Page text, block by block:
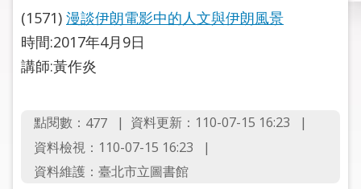
關
於
線
上
申
(1571) 漫談伊朗電影中的人文與伊朗風景
時間:2017年4月9日
講師:黃作炎
點閱數： 477
資料更新：110-07-15 16:23
資料檢視：110-07-15 16:23
資料維護：臺北市立圖書館